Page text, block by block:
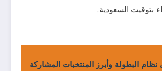
البطولة وأبرز المنتخبات المشاركة